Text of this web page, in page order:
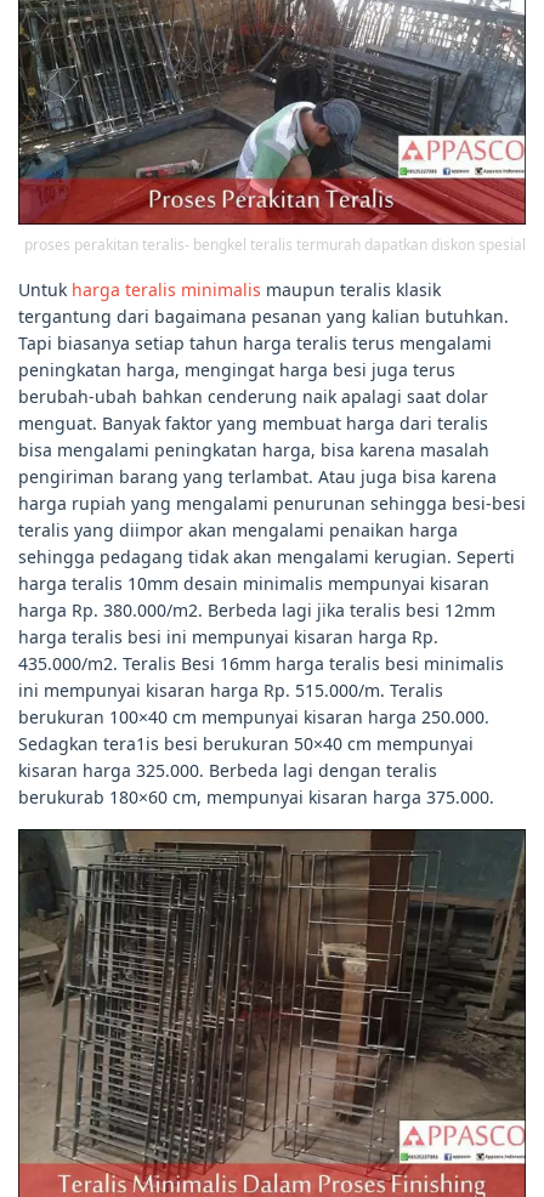
proses perakitan teralis- bengkel teralis termurah dapatkan diskon spesial
Untuk harga teralis minimalis maupun teralis klasik
tergantung dari bagaimana pesanan yang kalian butuhkan.
Tapi biasanya setiap tahun harga teralis terus mengalami
peningkatan harga, mengingat harga besi juga terus
berubah-ubah bahkan cenderung naik apalagi saat dolar
menguat. Banyak faktor yang membuat harga dari teralis
bisa mengalami peningkatan harga, bisa karena masalah
pengiriman barang yang terlambat. Atau juga bisa karena
harga rupiah yang mengalami penurunan sehingga besi-besi
teralis yang diimpor akan mengalami penaikan harga
sehingga pedagang tidak akan mengalami kerugian. Seperti
harga teralis 10mm desain minimalis mempunyai kisaran
harga Rp. 380.000/m2. Berbeda lagi jika teralis besi 12mm
harga teralis besi ini mempunyai kisaran harga Rp.
435.000/m2. Teralis Besi 16mm harga teralis besi minimalis
ini mempunyai kisaran harga Rp. 515.000/m. Teralis
berukuran 100×40 cm mempunyai kisaran harga 250.000.
Sedagkan tera1is besi berukuran 50×40 cm mempunyai
kisaran harga 325.000. Berbeda lagi dengan teralis
berukurab 180×60 cm, mempunyai kisaran harga 375.000.